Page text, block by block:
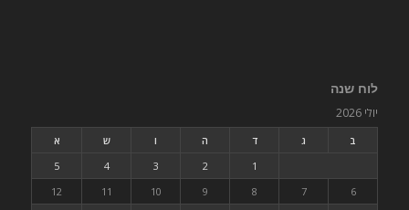
לוח שנה
יולי 2026
ב ג ד ה ו ש
א
1
2
3
4
5
6
7
8
9
10
11
12